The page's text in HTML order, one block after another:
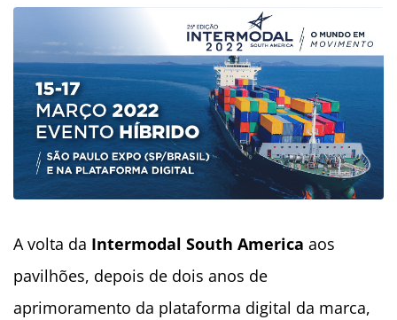
A volta da Intermodal South America aos
pavilhões, depois de dois anos de
aprimoramento da plataforma digital da marca,